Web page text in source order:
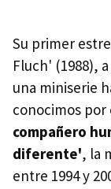
Su primer
Fluch' (1988),
una miniserie
conocimos por
compañero
diferente', la
entre 1994 y